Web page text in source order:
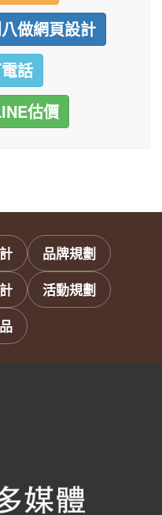
做網頁設計
話
估價
品牌規劃
活動規劃